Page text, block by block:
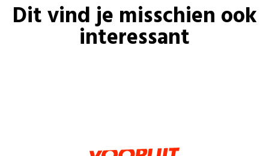
Dit vind je misschien ook
interessant